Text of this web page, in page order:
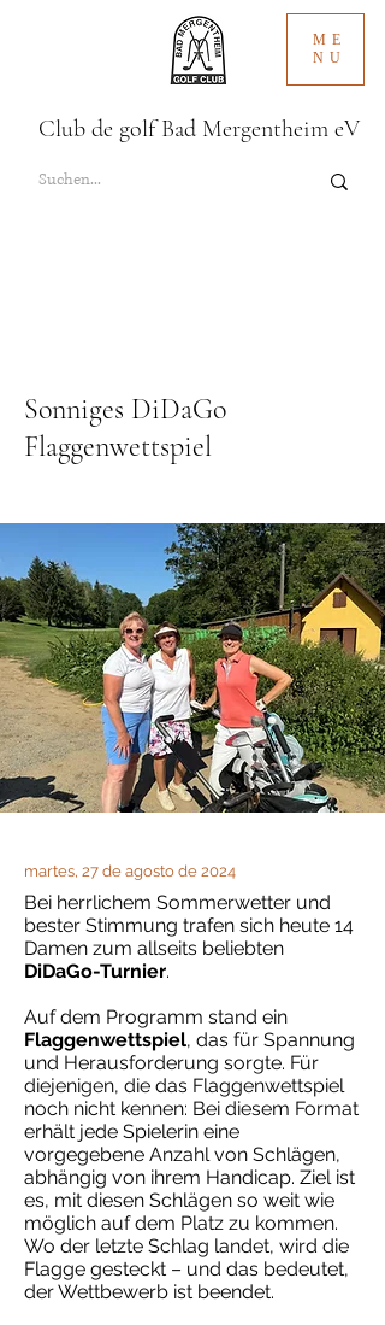
ME
NU
Club de golf Bad Mergentheim eV
Sonniges DiDaGo
Flaggenwettspiel
martes, 27 de agosto de 2024
Bei herrlichem Sommerwetter und
bester Stimmung trafen sich heute 14
Damen zum allseits beliebten
DiDaGo-Turnier.
Auf dem Programm stand ein
Flaggenwettspiel, das für Spannung
und Herausforderung sorgte. Für
diejenigen, die das Flaggenwettspiel
noch nicht kennen: Bei diesem Format
erhält jede Spielerin eine
vorgegebene Anzahl von Schlägen,
abhängig von ihrem Handicap. Ziel ist
es, mit diesen Schlägen so weit wie
möglich auf dem Platz zu kommen.
Wo der letzte Schlag landet, wird die
Flagge gesteckt – und das bedeutet,
der Wettbewerb ist beendet.